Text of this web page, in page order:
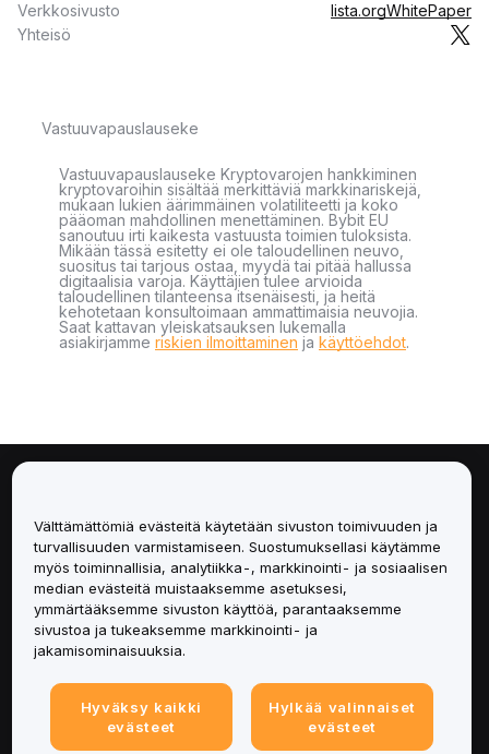
Verkkosivusto lista.orgWhitePaper
Yhteisö
Vastuuvapauslauseke
Vastuuvapauslauseke Kryptovarojen hankkiminen
kryptovaroihin sisältää merkittäviä markkinariskejä,
mukaan lukien äärimmäinen volatiliteetti ja koko
pääoman mahdollinen menettäminen. Bybit EU
sanoutuu irti kaikesta vastuusta toimien tuloksista.
Mikään tässä esitetty ei ole taloudellinen neuvo,
suositus tai tarjous ostaa, myydä tai pitää hallussa
digitaalisia varoja. Käyttäjien tulee arvioida
taloudellinen tilanteensa itsenäisesti, ja heitä
kehotetaan konsultoimaan ammattimaisia neuvojia.
Saat kattavan yleiskatsauksen lukemalla
asiakirjamme riskien ilmoittaminen ja käyttöehdot.
Palvelut
Tuki
Tuotteet
Lakiasiat
Välttämättömiä evästeitä käytetään sivuston toimivuuden ja
turvallisuuden varmistamiseen. Suostumuksellasi käytämme
myös toiminnallisia, analytiikka-, markkinointi- ja sosiaalisen
median evästeitä muistaaksemme asetuksesi,
ymmärtääksemme sivuston käyttöä, parantaaksemme
sivustoa ja tukeaksemme markkinointi- ja
jakamisominaisuuksia.
Hyväksy kaikki
evästeet
Hylkää valinnaiset
evästeet